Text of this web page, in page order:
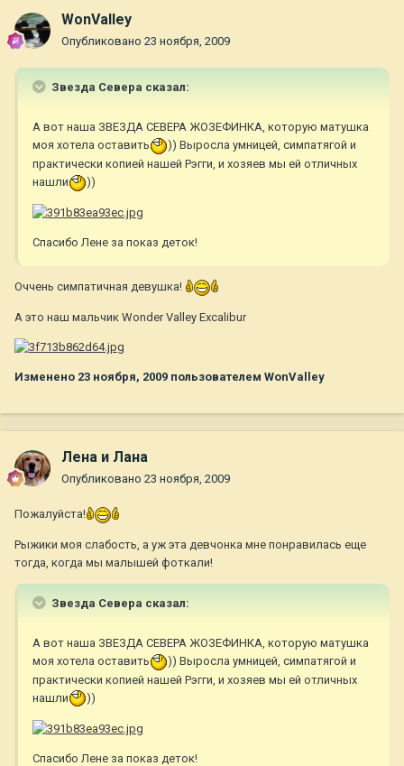
WonValley
Опубликовано 23 ноября, 2009
Звезда Севера сказал:
А вот наша ЗВЕЗДА СЕВЕРА ЖОЗЕФИНКА, которую матушка
моя хотела оставить
)) Выросла умницей, симпатягой и
практически копией нашей Рэгги, и хозяев мы ей отличных
нашли
))
Спасибо Лене за показ деток!
Оччень симпатичная девушка!
А это наш мальчик Wonder Valley Excalibur
Изменено 23 ноября, 2009 пользователем WonValley
Лена и Лана
Опубликовано 23 ноября, 2009
Пожалуйста!
Рыжики моя слабость, а уж эта девчонка мне понравилась еще
тогда, когда мы малышей фоткали!
Звезда Севера сказал:
А вот наша ЗВЕЗДА СЕВЕРА ЖОЗЕФИНКА, которую матушка
моя хотела оставить
)) Выросла умницей, симпатягой и
практически копией нашей Рэгги, и хозяев мы ей отличных
нашли
))
Спасибо Лене за показ деток!